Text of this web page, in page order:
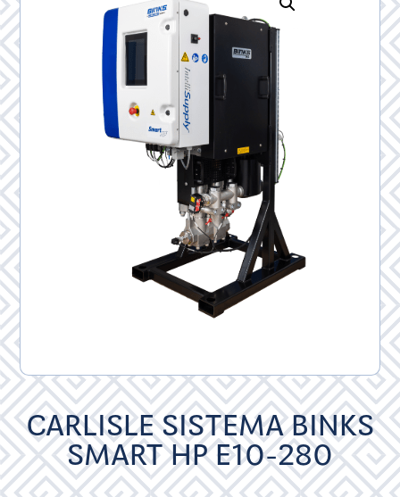
CARLISLE SISTEMA BINKS
SMART HP E10-280